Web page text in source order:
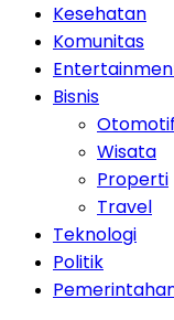
Kesehatan
Komunitas
Bisnis
Otomotif
Wisata
Properti
Travel
Teknologi
Politik